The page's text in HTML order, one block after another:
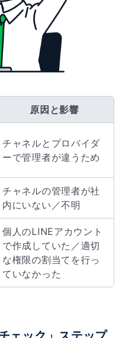
原因と影響
チャネルとプロバイダ
ーで管理者が違うため
チャネルの管理者が社
内にいない／不明
個人のLINEアカウント
で作成していた／適切
な権限の割当てを行っ
ていなかった